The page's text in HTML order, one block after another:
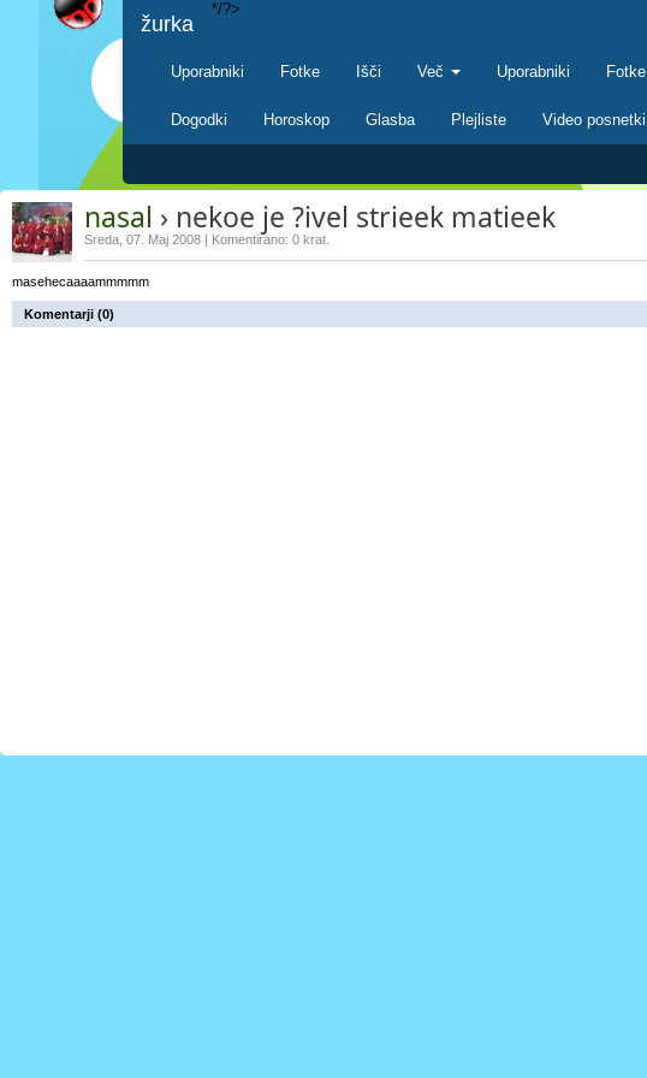
žurka
Uporabniki Fotke Išči Več Uporabniki Fotke
Dogodki Horoskop Glasba Plejliste Video posnetki
*/?>
nasal › nekoe je ?ivel strieek matieek
Sreda, 07. Maj 2008 | Komentirano: 0 krat.
masehecaaaammmmm
Komentarji (0)